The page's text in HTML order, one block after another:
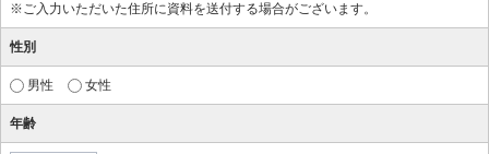
※ご入力いただいた住所に資料を送付する場合がございます。
性別
男性 女性
年齢